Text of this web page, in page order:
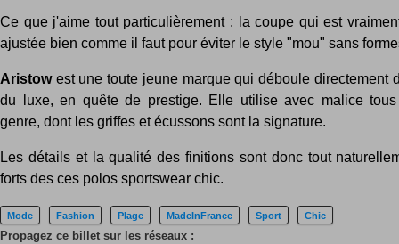
Ce que j'aime tout particulièrement : la coupe qui est
ajustée bien comme il faut pour éviter le style "mou" sans
Aristowest une toute jeune marque qui déboule directement
du luxe, en quête de prestige. Elle utilise avec malice
genre, dont les griffes et écussons sont la signature.
Les détails et la qualité des finitions sont donc tout
forts des ces polos sportswear chic.
Mode Fashion Plage MadeInFrance Sport Chic
Propagez ce billet sur les réseaux :